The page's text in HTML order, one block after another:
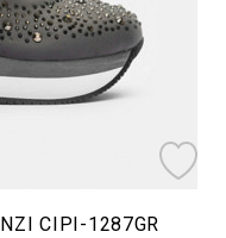
СІРІ-1287GR